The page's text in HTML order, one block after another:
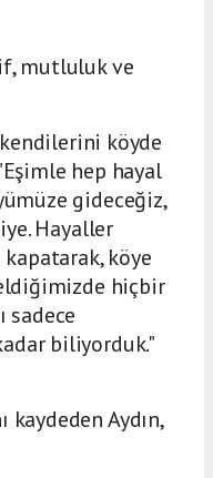
mutluluk ve
köyde
hep hayal
gideceğiz,
Hayaller
köye
hiçbir
sadece
biliyorduk."
Aydın,